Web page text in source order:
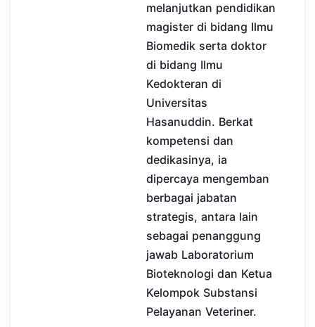
melanjutkan pendidikan
magister di bidang Ilmu
Biomedik serta doktor
di bidang Ilmu
Kedokteran di
Universitas
Hasanuddin. Berkat
kompetensi dan
dedikasinya, ia
dipercaya mengemban
berbagai jabatan
strategis, antara lain
sebagai penanggung
jawab Laboratorium
Bioteknologi dan Ketua
Kelompok Substansi
Pelayanan Veteriner.